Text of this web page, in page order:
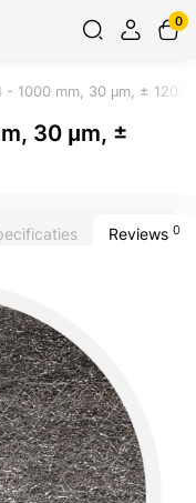
0
- 1000 mm, 30 μm, ±
30 μm, ±
Reviews 0